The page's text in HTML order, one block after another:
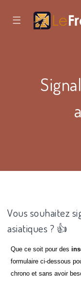
☰
Vous souhaitez
asiatiques ? 👍
Que ce soit pour des
formulaire ci-dessous
chrono et sans avoir